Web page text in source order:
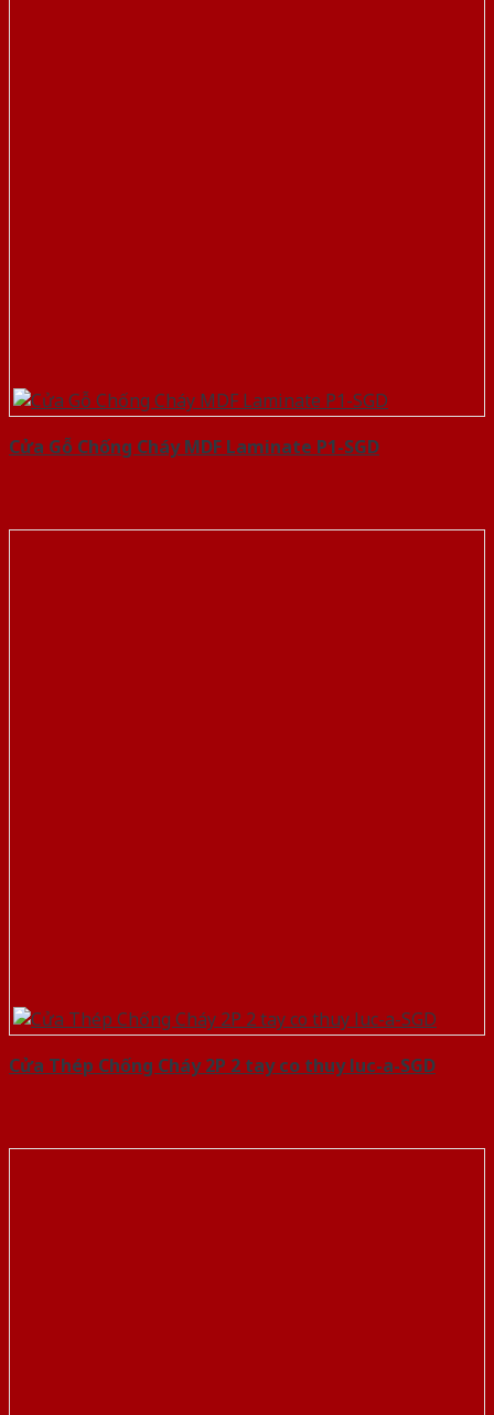
Cửa Gỗ Chống Cháy MDF Laminate P1-SGD
Cửa Thép Chống Cháy 2P 2 tay co thuy luc-a-SGD